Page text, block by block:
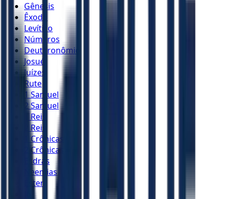
Gênesis
Êxodo
Levítico
Números
Deuteronômio
Josué
Juízes
Rute
1 Samuel
2 Samuel
1 Reis
2 Reis
1 Crônicas
2 Crônicas
Esdras
Neemias
Ester